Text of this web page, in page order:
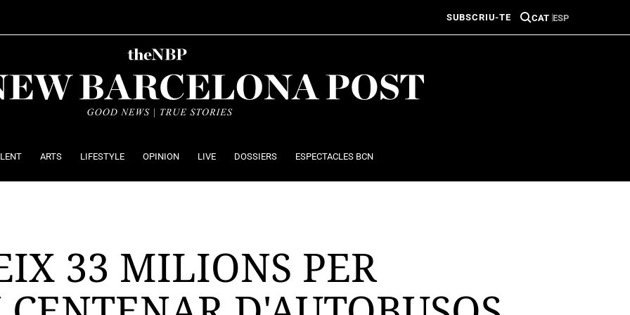
SUBSCRIU-TE CAT ESP
ARTS LIFESTYLE OPINION LIVE DOSSIERS ESPECTACLES BCN
33 MILIONS PER